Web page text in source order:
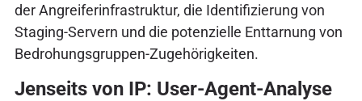
der Angreiferinfrastruktur, die Identifizierung von
Staging-Servern und die potenzielle Enttarnung von
Bedrohungsgruppen-Zugehörigkeiten.
Jenseits von IP: User-Agent-Analyse